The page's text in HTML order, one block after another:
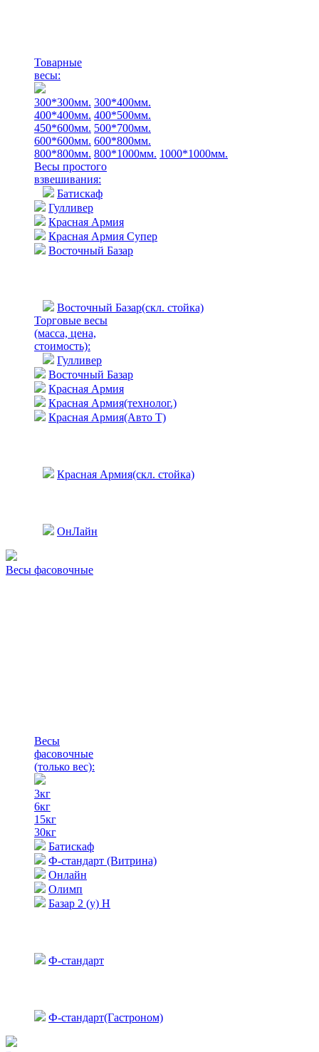
Товарные
весы:
300*300мм. 300*400мм.
400*400мм. 400*500мм.
450*600мм. 500*700мм.
600*600мм. 600*800мм.
800*800мм. 800*1000мм. 1000*1000мм.
Весы простого
взвешивания:
Батискаф
Гулливер
Красная Армия
Красная Армия Супер
Восточный Базар
Восточный Базар(скл. стойка)
Торговые весы
(масса, цена,
стоимость):
Гулливер
Восточный Базар
Красная Армия
Красная Армия(технолог.)
Красная Армия(Авто Т)
Красная Армия(скл. стойка)
ОнЛайн
Весы фасовочные
Весы
фасовочные
(только вес):
3кг
6кг
15кг
30кг
Батискаф
Ф-стандарт (Витрина)
Онлайн
Олимп
Базар 2 (у) Н
Ф-стандарт
Ф-стандарт(Гастроном)